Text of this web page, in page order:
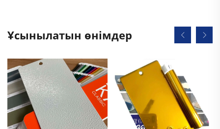
Ұсынылатын өнімдер